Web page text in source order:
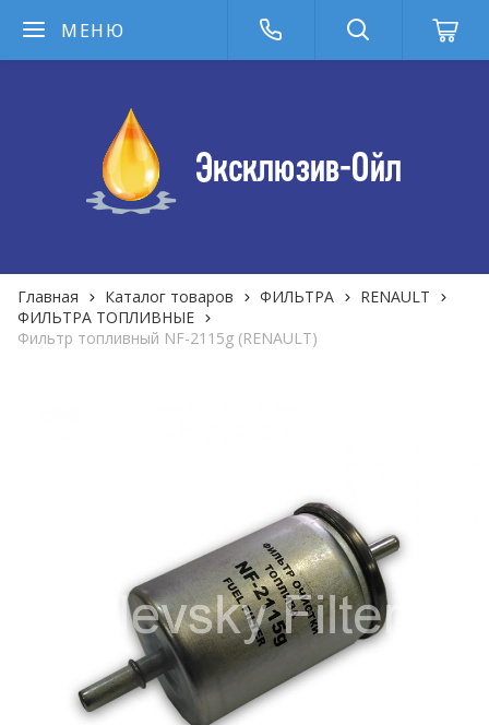
МЕНЮ
Главная Каталог товаров ФИЛЬТРА
RENAULT
ФИЛЬТРА ТОПЛИВНЫЕ
Фильтр топливный NF-2115g (RENAULT)